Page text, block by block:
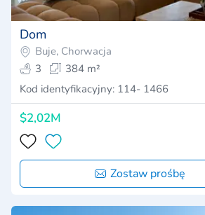
Dom
Buje, Chorwacja
3
384 m²
Kod identyfikacyjny: 114- 1466
$2,02M
Zostaw prośbę